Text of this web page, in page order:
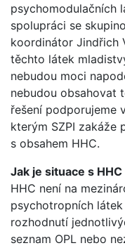
psychomodulačních
spolupráci se
koordinátor Jindřich
těchto látek
nebudou moci
nebudou obsahovat
řešení podporujeme
kterým SZPI zakáže
s obsahem HHC.
Jak je situace s
HHC není na
psychotropních
rozhodnutí
seznam OPL nebo